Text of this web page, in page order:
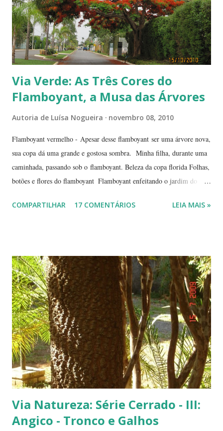
Via Verde: As Três Cores do
Flamboyant, a Musa das Árvores
Autoria de Luísa Nogueira novembro 08, 2010
Flamboyant vermelho - Apesar desse flamboyant ser uma árvore nova,
sua copa dá uma grande e gostosa sombra. Minha filha, durante uma
caminhada, passando sob o flamboyant. Beleza da copa florida Folhas,
botões e flores do flamboyant Flamboyant enfeitando o jardim do
fachada do TJ. Flores e galhos retorcidos do flamboyant. Flores do
árvores dando as boas vindas na entrada de uma lanchonete, na
rodovia que liga Goiânia a Brasília ( Lanchonete Jerivá ).
Flamboyants do Jerivá Flamboyant amarelo - Este está em Brasília,
logo depois da Ponte das Garças - conhecida como 'a ponte do
(Conjunto Comercial) Gilberto Salomão', no sentid...
COMPARTILHAR 17 COMENTÁRIOS LEIA MAIS »
Via Natureza: Série Cerrado - III:
Angico - Tronco e Galhos